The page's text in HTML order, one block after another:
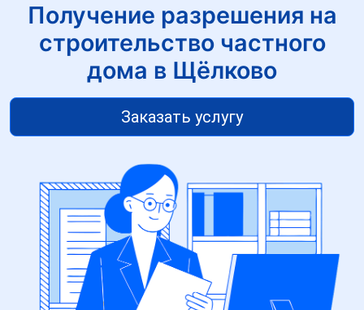
Получение разрешения на
строительство частного
дома в Щёлково
Заказать услугу